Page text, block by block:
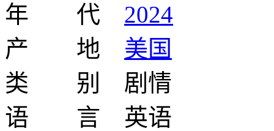
年 代 2024
产 地 美国
类 别 剧情
语 言 英语